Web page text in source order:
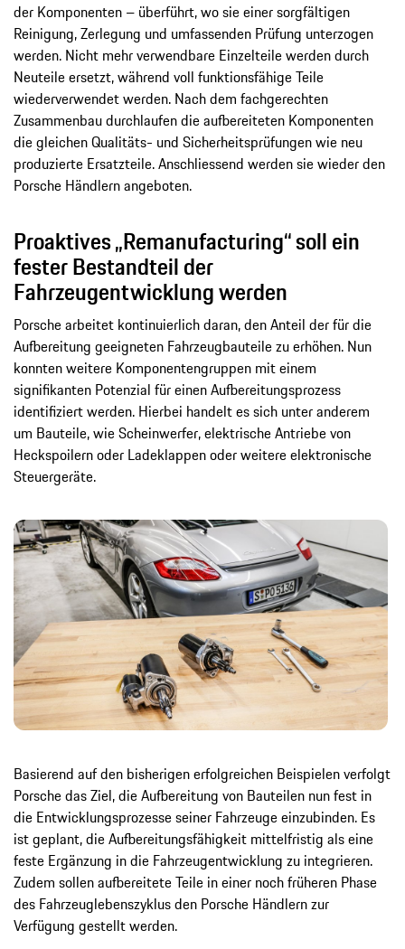
der Komponenten – überführt, wo sie einer sorgfältigen
Reinigung, Zerlegung und umfassenden Prüfung unterzogen
werden. Nicht mehr verwendbare Einzelteile werden durch
Neuteile ersetzt, während voll funktionsfähige Teile
wiederverwendet werden. Nach dem fachgerechten
Zusammenbau durchlaufen die aufbereiteten Komponenten
die gleichen Qualitäts- und Sicherheitsprüfungen wie neu
produzierte Ersatzteile. Anschliessend werden sie wieder den
Porsche Händlern angeboten.
Proaktives „Remanufacturing“ soll ein
fester Bestandteil der
Fahrzeugentwicklung werden
Porsche arbeitet kontinuierlich daran, den Anteil der für die
Aufbereitung geeigneten Fahrzeugbauteile zu erhöhen. Nun
konnten weitere Komponentengruppen mit einem
signifikanten Potenzial für einen Aufbereitungsprozess
identifiziert werden. Hierbei handelt es sich unter anderem
um Bauteile, wie Scheinwerfer, elektrische Antriebe von
Heckspoilern oder Ladeklappen oder weitere elektronische
Steuergeräte.
Basierend auf den bisherigen erfolgreichen Beispielen verfolgt
Porsche das Ziel, die Aufbereitung von Bauteilen nun fest in
die Entwicklungsprozesse seiner Fahrzeuge einzubinden. Es
ist geplant, die Aufbereitungsfähigkeit mittelfristig als eine
feste Ergänzung in die Fahrzeugentwicklung zu integrieren.
Zudem sollen aufbereitete Teile in einer noch früheren Phase
des Fahrzeuglebenszyklus den Porsche Händlern zur
Verfügung gestellt werden.